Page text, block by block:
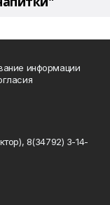
информации
8(34792) 3-14-